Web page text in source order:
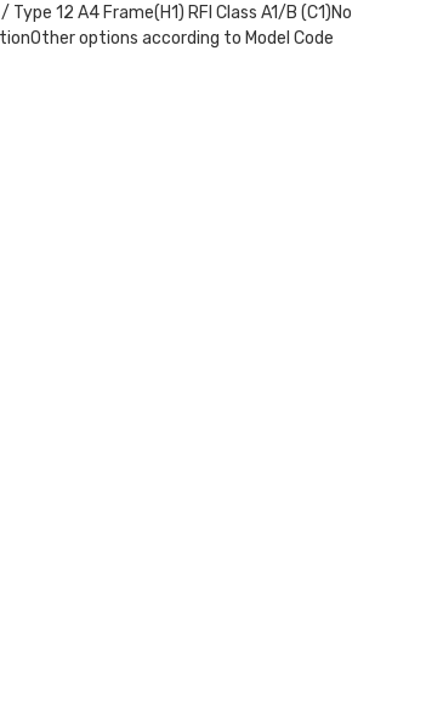
12 A4 Frame(H1) RFI Class A1/B (C1)No
options according to Model Code